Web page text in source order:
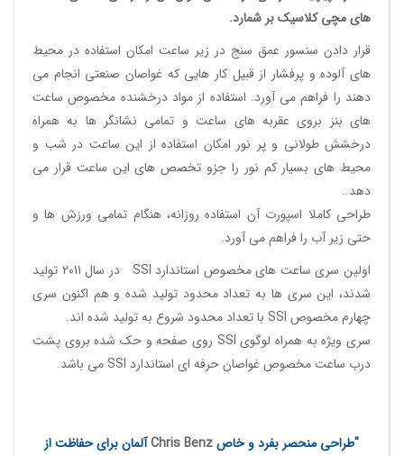
های مچی کلاسیکبر شمارد.
قرار دادن سنسور عمق سنج در زیر ساعت امکان استفاده در محیط
های آلوده و پرفشار از قبیل کار هایی که غواصان صنعتی انجام می
دهند را فراهم می آورد. استفاده از مواد درخشنده مخصوص ساعت
های بنز بروی عقربه های ساعت و تمامی نشانگر ها به همراه
درخشش طولانی و پر نور امکان استفاده از این ساعت در شب و
محیط های بسیار کم نور را جزو تخصص های این ساعت قرار می
دهد..
طراحی کاملا اسپورت آن استفاده روزانه، هنگام تمامی ورزش ها و
حتی زیر آب را فراهم می آورد.
اولین سری ساعت های مخصوص استاندارد
در سال 2011 تولید
شدند، این سری ها به تعداد محدود تولید شده و هم اکنون سری
چهارم مخصوص SSI با تعداد محدود شروع به تولید شده اند.
سری ویژه به همراه لوگوی SSI روی صفحه و حک شده بروی پشت
درب ساعت مخصوص غواصان حرفه ای استاندارد SSI می باشد.
"طراحی منحصر بفرد و خاصChris Benzآلمان برای حفاظت از